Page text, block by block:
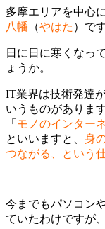
多摩エリアを中心
八幡 （やはた ）です
日に日に寒くなっ
ょうか。
IT業界は技術発達
いうものがあります
「 モノのインター
といいますと、 身
つながる、という
今までもパソコン
ていたわけですが